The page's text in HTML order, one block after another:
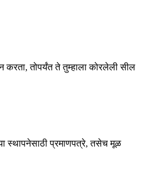
करता, तोपर्यंत ते तुम्हाला कोरलेली सील
स्थापनेसाठी प्रमाणपत्रे, तसेच मूळ